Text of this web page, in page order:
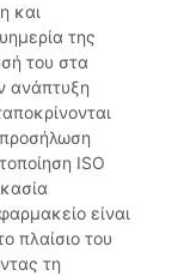
και
της
του στα
ανάπτυξη
ISO
είναι
πλαίσιο του
τη